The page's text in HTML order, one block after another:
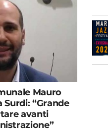
Mauro
“Grande
avanti